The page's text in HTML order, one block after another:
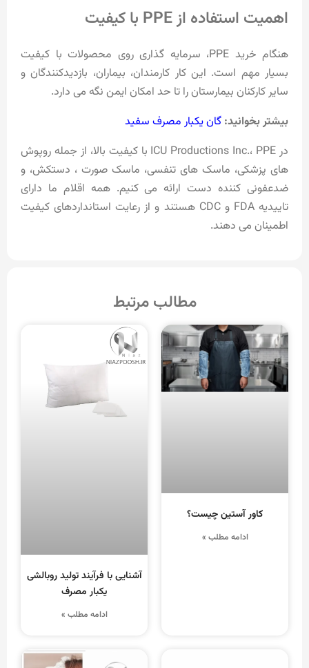
اهمیت استفاده از PPE با کیفیت
هنگام خرید PPE، سرمایه گذاری روی محصولات با کیفیت
بسیار مهم است. این کار کارمندان، بیماران، بازدیدکنندگان و
سایر کارکنان بیمارستان را تا حد امکان ایمن نگه می دارد.
بیشتر بخوانید: گان یکبار مصرف سفید
در ICU Productions Inc.، PPE با کیفیت بالا، از جمله روپوش
های پزشکی، ماسک های تنفسی، ماسک صورت ، دستکش، و
ضدعفونی کننده دست ارائه می کنیم. همه اقلام ما دارای
تاییدیه FDA و CDC هستند و از رعایت استانداردهای کیفیت
اطمینان می دهند.
مطالب مرتبط
کاور آستین چیست؟
ادامه مطلب »
آشنایی با فرآیند تولید روبالشی
یکبار مصرف
ادامه مطلب »